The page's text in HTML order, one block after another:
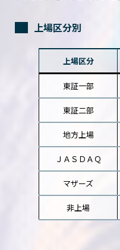
上場区分別
上場区分
東証一部
東証二部
地方上場
ＪＡＳＤＡＱ
マザーズ
非上場